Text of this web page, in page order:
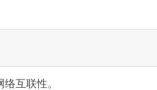
互联性。